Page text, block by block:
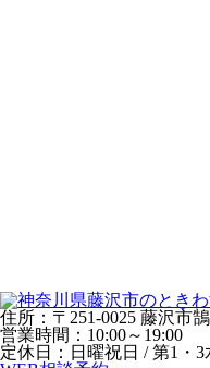
住所：〒251-0025 藤沢市
営業時間：10:00～19:00
定休日：日曜祝日 / 第1・3